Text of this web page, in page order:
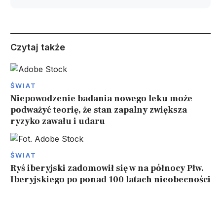
Czytaj także
ŚWIAT
Niepowodzenie badania nowego leku może
podważyć teorię, że stan zapalny zwiększa
ryzyko zawału i udaru
ŚWIAT
Ryś iberyjski zadomowił się w na północy Płw.
Iberyjskiego po ponad 100 latach nieobecności